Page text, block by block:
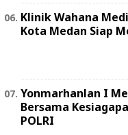
Klinik Wahana
Kota Medan Siap
Yonmarhanlan I
Bersama
POLRI